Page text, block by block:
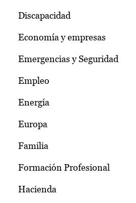
Discapacidad
Economía y empresas
Emergencias y Seguridad
Empleo
Energía
Europa
Familia
Formación Profesional
Hacienda